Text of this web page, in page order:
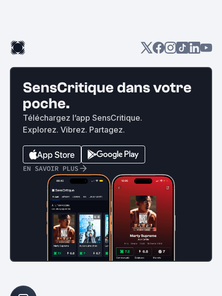
SensCritique dans votre
poche.
Téléchargez l’app SensCritique.
Explorez. Vibrez. Partagez.
EN SAVOIR PLUS